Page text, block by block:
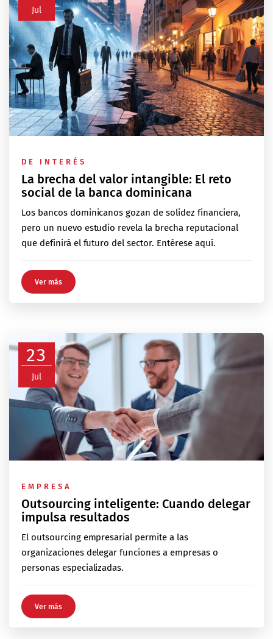
Jul
DE INTERÉS
La brecha del valor intangible: El reto
social de la banca dominicana
Los bancos dominicanos gozan de solidez financiera,
pero un nuevo estudio revela la brecha reputacional
que definirá el futuro del sector. Entérese aquí.
Ver más
23
Jul
EMPRESA
Outsourcing inteligente: Cuando delegar
impulsa resultados
El outsourcing empresarial permite a las
organizaciones delegar funciones a empresas o
personas especializadas.
Ver más